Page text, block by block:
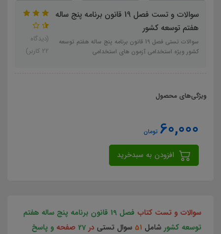
سوالات و تست فصل 19 قانون برنامه پنج ساله
هفتم توسعه کشور
سوالات تستی فصل 19 قانون برنامه پنج ساله هفتم توسعه
کشور ویژه استخدامی آزمون های استخدامی
(دیدگاه
22 کاربر)
ویژگی‌های محصول
60,000 تومان
سوالات و تست کتاب
فصل 19 قانون برنامه پنج ساله هفتم
توسعه کشور شامل 51 سوال تستی در 27 صفحه و پاسخ